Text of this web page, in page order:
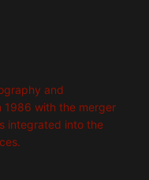
and
1986 with the merger
integrated into the